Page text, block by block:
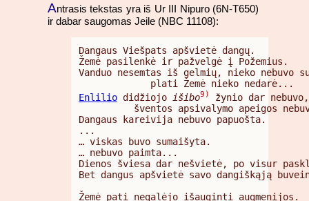
Antrasis tekstas yra iš Ur III Nipuro (6N-T650)
ir dabar saugomas Jeile (NBC 11108):
Dangaus Viešpats apšvietė dangų.
Žemė pasilenkė ir pažvelgė į Požemius.
Vanduo nesemtas iš gelmių, nieko nebuvo
Enlilio didžiojo išibo9)
žynio dar nebuvo,
šventos apsivalymo apeigos
Dangaus kareivija nebuvo papuošta.
...
… viskas buvo sumaišyta.
… nebuvo paimta...
Dienos šviesa dar nešvietė, po visur
Bet dangus apšvietė savo dangiškąją